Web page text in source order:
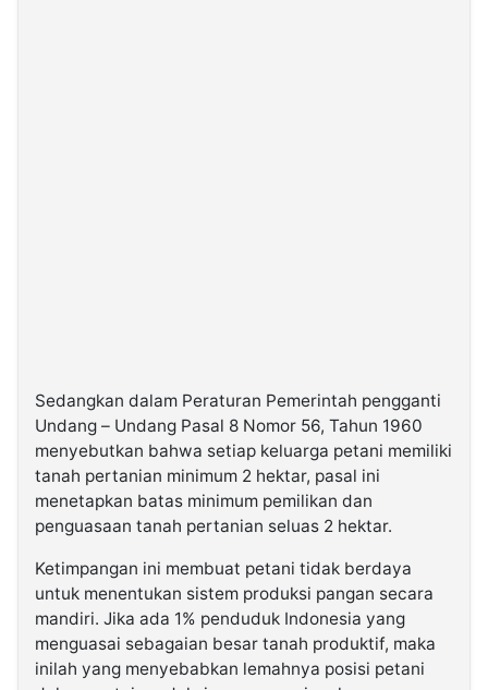
Sedangkan dalam Peraturan Pemerintah pengganti
Undang – Undang Pasal 8 Nomor 56, Tahun 1960
menyebutkan bahwa setiap keluarga petani memiliki
tanah pertanian minimum 2 hektar, pasal ini
menetapkan batas minimum pemilikan dan
penguasaan tanah pertanian seluas 2 hektar.
Ketimpangan ini membuat petani tidak berdaya
untuk menentukan sistem produksi pangan secara
mandiri. Jika ada 1% penduduk Indonesia yang
menguasai sebagaian besar tanah produktif, maka
inilah yang menyebabkan lemahnya posisi petani